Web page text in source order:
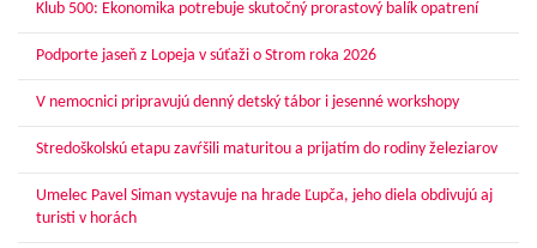
Klub 500: Ekonomika potrebuje skutočný prorastový balík opatrení
Podporte jaseň z Lopeja v súťaži o Strom roka 2026
V nemocnici pripravujú denný detský tábor i jesenné workshopy
Stredoškolskú etapu zavŕšili maturitou a prijatím do rodiny železiarov
Umelec Pavel Siman vystavuje na hrade Ľupča, jeho diela obdivujú aj
turisti v horách